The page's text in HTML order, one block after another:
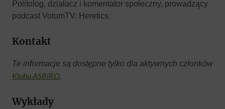
Politolog, działacz i komentator społeczny, prowadzący
podcast VotumTV: Heretics.
Kontakt
Te informacje są dostępne tylko dla aktywnych członków
Klubu ASBiRO.
Wykłady